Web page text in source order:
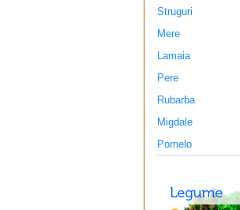
Struguri
Mere
Lamaia
Pere
Rubarba
Migdale
Pomelo